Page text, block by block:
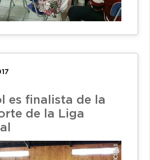
es finalista de la
de la Liga